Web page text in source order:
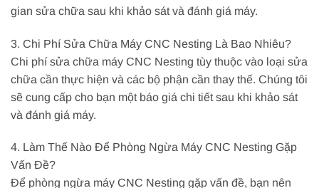
gian sửa chữa sau khi khảo sát và đánh giá máy.
3. Chi Phí Sửa Chữa Máy CNC Nesting Là Bao Nhiêu?
Chi phí sửa chữa máy CNC Nesting tùy thuộc vào loại sửa
chữa cần thực hiện và các bộ phận cần thay thế. Chúng tôi
sẽ cung cấp cho bạn một báo giá chi tiết sau khi khảo sát
và đánh giá máy.
4. Làm Thế Nào Để Phòng Ngừa Máy CNC Nesting Gặp
Vấn Đề?
Để phòng ngừa máy CNC Nesting gặp vấn đề, bạn nên